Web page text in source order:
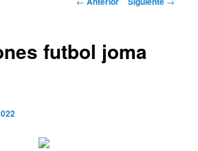
futbol joma